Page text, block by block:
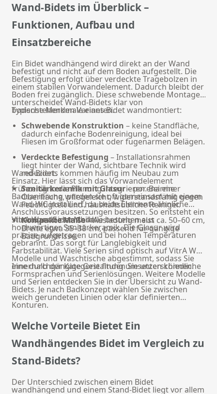
Wand-Bidets im Überblick –
Funktionen, Aufbau und
Einsatzbereiche
Ein Bidet wandhängend wird direkt an der Wand
befestigt und nicht auf dem Boden aufgestellt. Die
Befestigung erfolgt über verdeckte Tragebolzen in
einem stabilen Vorwandelement. Dadurch bleibt der
Boden frei zugänglich. Diese schwebende Montage
unterscheidet Wand-Bidets klar von
bodenstehenden Varianten.
Typische Merkmale eines Bidet wandmontiert:
Schwebende Konstruktion – keine Standfläche,
dadurch einfache Bodenreinigung, ideal bei
Fliesen im Großformat oder fugenarmen Belägen.
Verdeckte Befestigung – Installationsrahmen
liegt hinter der Wand, sichtbare Technik wird
reduziert.
Sanitärkeramik mit Glasur– porenarme
Oberfläche, pflegeleicht, widerstandsfähig gegen
Feuchtigkeit und haushaltsübliche Reiniger.
Kompakte Maße– Ausladung meist ca. 50–60 cm,
Breite etwa 35–38 cm, passend für gängige
Badgrundrisse.
Wand-Bidets kommen häufig im Neubau zum
Einsatz. Hier lässt sich das Vorwandelement
frühzeitig in die Planung integrieren. Bei einer
Badsanierung werden sie oft gemeinsam mit einem
Wand-WC installiert, da beide Elemente ähnliche
Anschlussvoraussetzungen besitzen. So entsteht ein
stimmiges Gesamtbild.
VitrA Wandbidet Modelle bestehen aus
hochwertiger Sanitärkeramik. Die Glasur wird
präzise aufgetragen und bei hohen Temperaturen
gebrannt. Das sorgt für Langlebigkeit und
Farbstabilität. Viele Serien sind optisch auf VitrA WC-
Modelle und Waschtische abgestimmt, sodass Sie
eine durchgängige Gestaltung umsetzen können.
Innerhalb der Kategorie finden Sie unterschiedliche
Formsprachen und Serienlösungen. Weitere Modelle
und Serien entdecken Sie in der Übersicht zu Wand-
Bidets. Je nach Badkonzept wählen Sie zwischen
weich gerundeten Linien oder klar definierten
Konturen.
Welche Vorteile Bietet Ein
Wandhängendes Bidet im Vergleich zu
Stand-Bidets?
Der Unterschied zwischen einem Bidet
wandhängend und einem Stand-Bidet liegt vor allem